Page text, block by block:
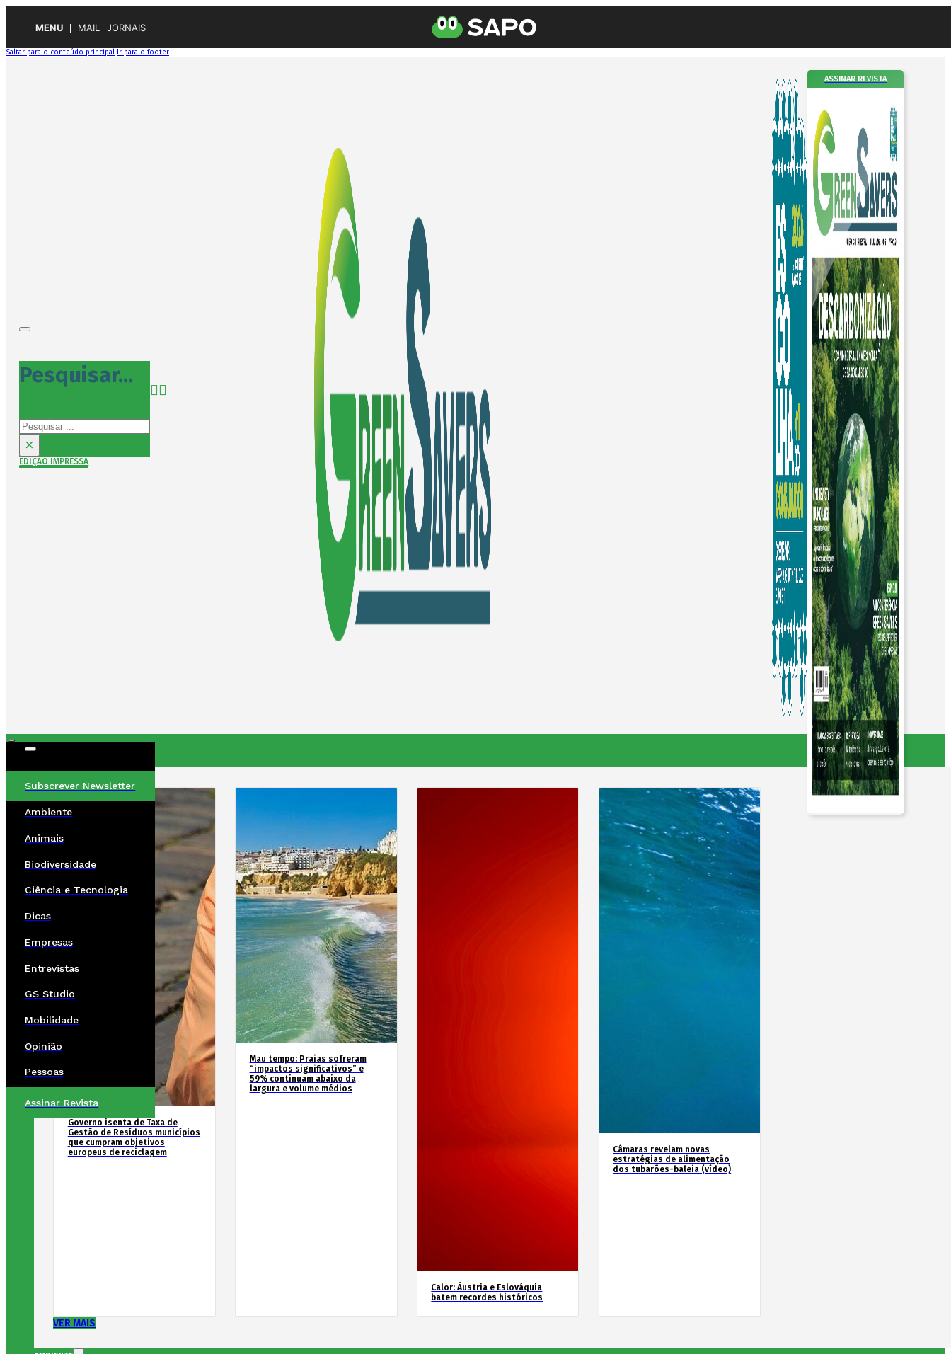
MENU MAIL JORNAIS
Saltar para o conteúdo principal Ir para o footer
Pesquisar...
Pesquisar
×
EDIÇÃO IMPRESSA
ASSINAR REVISTA
Subscrever Newsletter
Ambiente
Animais
Biodiversidade
Ciência e Tecnologia
Dicas
Empresas
Entrevistas
GS Studio
Mobilidade
Opinião
Pessoas
Assinar Revista
Governo isenta de Taxa de
Gestão de Resíduos municípios
que cumpram objetivos
europeus de reciclagem
Mau tempo: Praias sofreram
“impactos significativos” e
59% continuam abaixo da
largura e volume médios
Calor: Áustria e Eslováquia
batem recordes históricos
Câmaras revelam novas
estratégias de alimentação
dos tubarões-baleia (vídeo)
VER MAIS